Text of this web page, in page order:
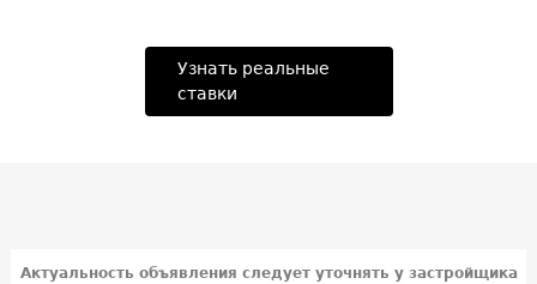
Узнать реальные
ставки
Актуальность объявления следует уточнять у застройщика